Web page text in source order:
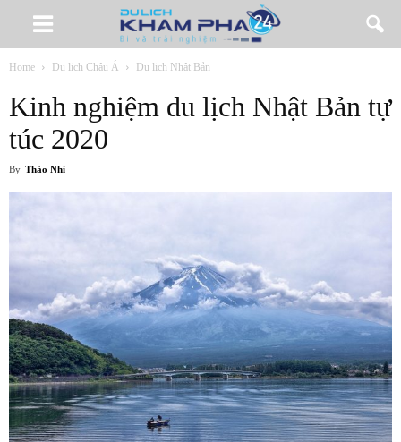
Home Du lịch Châu Á Du lịch Nhật Bản
Kinh nghiệm du lịch Nhật Bản tự
túc 2020
By Thảo Nhi